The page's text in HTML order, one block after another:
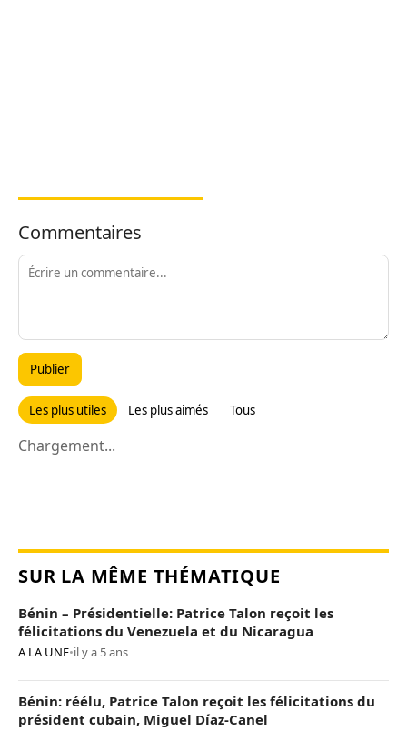
Commentaires
Publier
Les plus utiles Les plus aimés Tous
Chargement...
SUR LA MÊME THÉMATIQUE
Bénin – Présidentielle: Patrice Talon reçoit les
félicitations du Venezuela et du Nicaragua
A LA UNE•il y a 5 ans
Bénin: réélu, Patrice Talon reçoit les félicitations du
président cubain, Miguel Díaz-Canel